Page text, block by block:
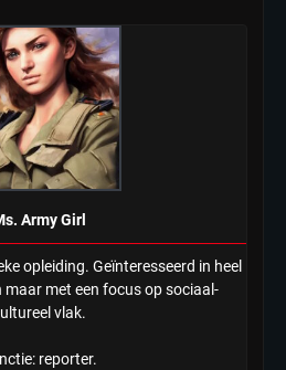
Army Girl
opleiding. Geïnteresseerd in heel
met een focus op sociaal-
vlak.
reporter.